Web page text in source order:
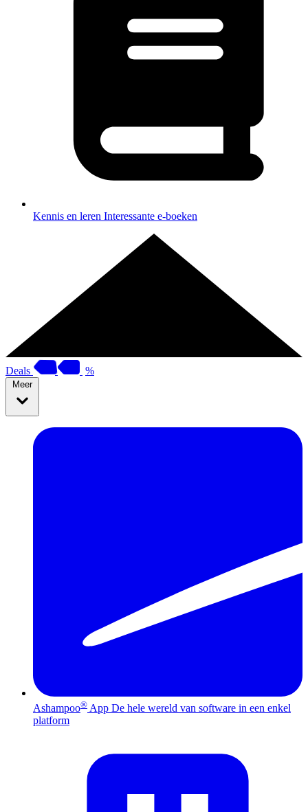
Kennis en leren Interessante e-boeken
Deals %
Meer
Ashampoo® App De hele wereld van software in een enkel
platform